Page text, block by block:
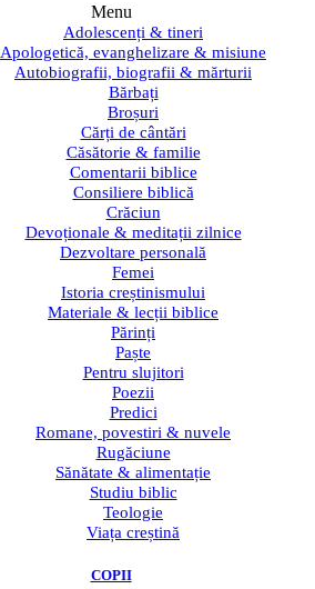
Menu
Adolescenți & tineri
Apologetică, evanghelizare & misiune
Autobiografii, biografii & mărturii
Bărbați
Broșuri
Cărți de cântări
Căsătorie & familie
Comentarii biblice
Consiliere biblică
Crăciun
Devoționale & meditații zilnice
Dezvoltare personală
Femei
Istoria creștinismului
Materiale & lecții biblice
Părinți
Paște
Pentru slujitori
Poezii
Predici
Romane, povestiri & nuvele
Rugăciune
Sănătate & alimentație
Studiu biblic
Teologie
Viața creștină
COPII